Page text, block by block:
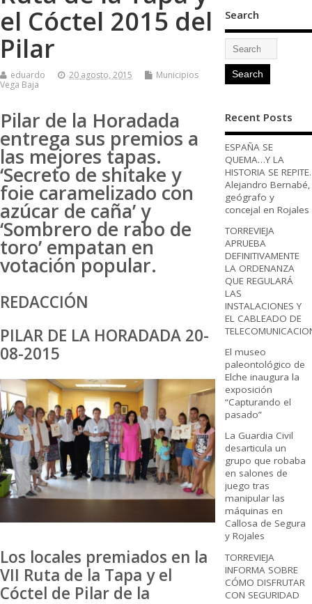
el Cóctel 2015 del
Pilar
eduardo 20 agosto, 2015
Municipios
Vega Baja
Pilar de la Horadada
entrega sus premios a
las mejores tapas.
‘Secreto de shitake y
foie caramelizado con
azúcar de caña’ y
‘Sombrero de rabo de
toro’ empatan en
votación popular.
REDACCIÓN
PILAR DE LA HORADADA 20-
08-2015
Los locales premiados en la
VII Ruta de la Tapa y el
Cóctel de Pilar de la
Search
Recent Posts
ESPAÑA SE
QUEMA…Y LA
HISTORIA SE REPITE.
Alejandro Bernabé,
geógrafo y
concejal en Rojales
TORREVIEJA
APRUEBA
DEFINITIVAMENTE
LA ORDENANZA
QUE REGULARÁ
LAS
INSTALACIONES Y
EL CABLEADO DE
El museo
paleontológico de
Elche inaugura la
exposición
“Capturando el
pasado”
La Guardia Civil
desarticula un
grupo que robaba
en salones de
juego tras
manipular las
máquinas en
Callosa de Segura
y Rojales
TORREVIEJA
INFORMA SOBRE
CÓMO DISFRUTAR
CON SEGURIDAD